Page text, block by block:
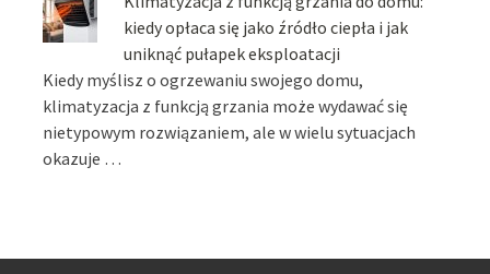
kiedy opłaca się jako źródło ciepła i jak
uniknąć pułapek eksploatacji
Kiedy myślisz o ogrzewaniu swojego domu,
klimatyzacja z funkcją grzania może wydawać się
nietypowym rozwiązaniem, ale w wielu sytuacjach
okazuje …